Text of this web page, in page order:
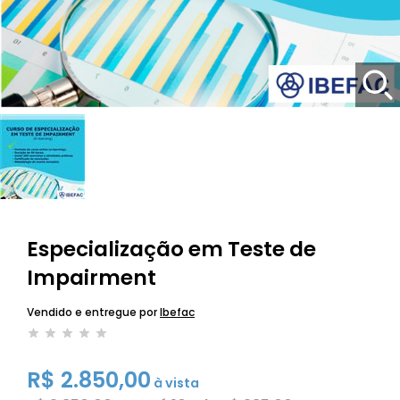
Especialização em Teste de
Impairment
Vendido e entregue porIbefac
R$ 2.850,00 à vista